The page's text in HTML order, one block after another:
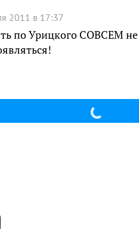
2011 в 17:37
по Урицкого СОВСЕМ